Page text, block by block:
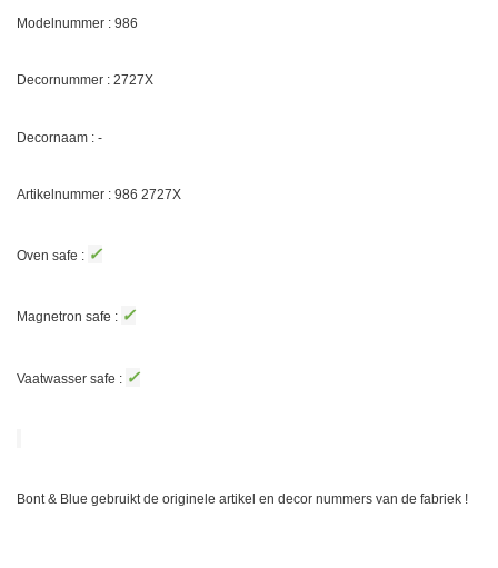
Modelnummer : 986
Decornummer : 2727X
Decornaam : -
Artikelnummer : 986 2727X
Oven safe : ✓
Magnetron safe : ✓
Vaatwasser safe : ✓
Bont & Blue gebruikt de originele artikel en decor nummers van de fabriek !